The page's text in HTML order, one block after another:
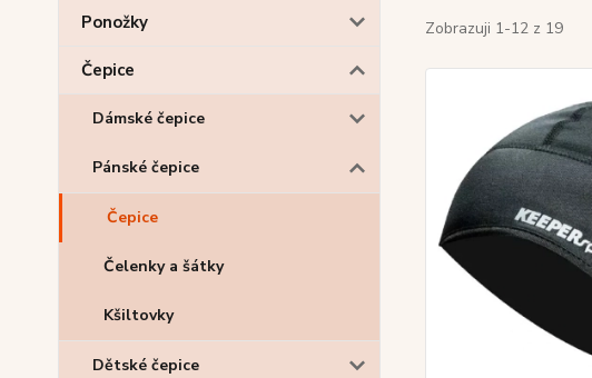
Ponožky
Čepice
Dámské čepice
Pánské čepice
Čepice
Čelenky a šátky
Kšiltovky
Dětské čepice
Zobrazuji 1-12 z 19